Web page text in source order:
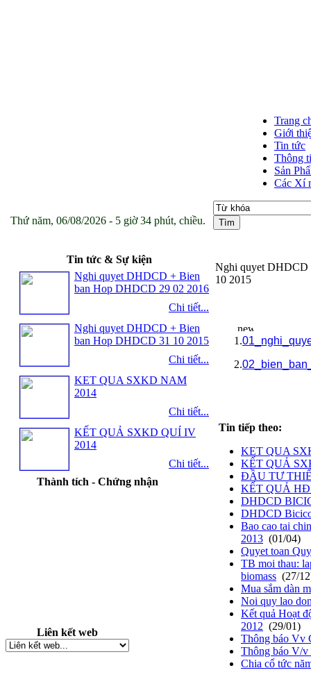
Trang
Giới
Tin tức
Thông
Sản
Các Xí
Thứ năm, 06/08/2026 - 5 giờ 34 phút, chiều.
Tin tức & Sự kiện
Nghi quyet DHDCD + Bien
ban Hop DHDCD 29 02 2016
Chi tiết...
Nghi quyet DHDCD + Bien
ban Hop DHDCD 31 10 2015
Chi tiết...
KET QUA SXKD NAM
2014
Chi tiết...
KẾT QUẢ SXKD QUÍ IV
2014
Chi tiết...
Thành tích - Chứng nhận
Liên kết web
Nghi quyet
10 2015
1.
2.
Tin tiếp theo:
KET QUA
KẾT QUẢ
ĐẦU TƯ
KẾT QUẢ
DHDCD
DHDCD
Bao cao tai
2013 (01/04)
Quyet toan
TB moi thau:
biomass (27/
Mua sắm dàn
Noi quy lao
Kết quả Hoạt
2012 (29/01)
Thông báo Vv
Thông báo V/v
Chia cổ tức